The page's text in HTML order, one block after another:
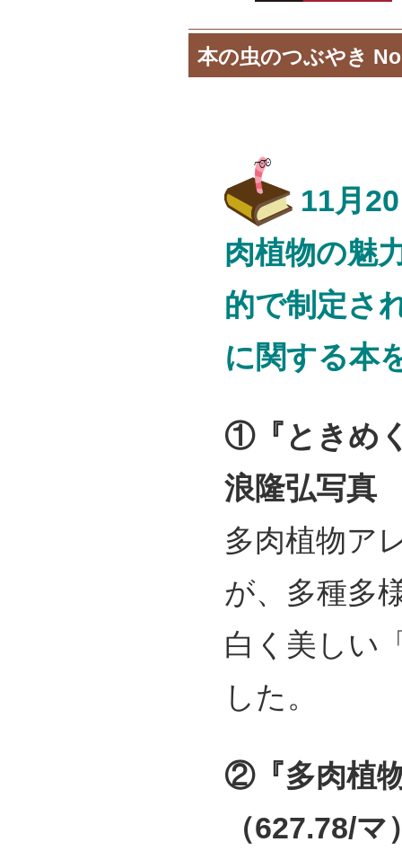
本の虫のつぶやき
11月
肉植物の魅
的で制定さ
に関する本
①『ときめ
浪隆弘写真
多肉植物ア
が、多種多
白く美しい
した。
②『多肉植
（627.78/マ